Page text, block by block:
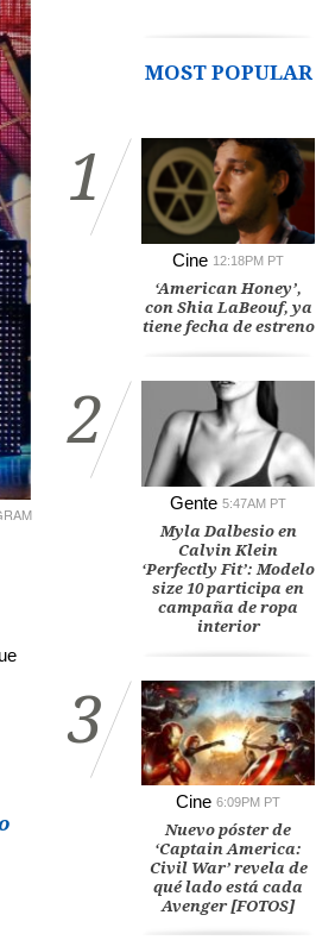
MOST POPULAR
1
Cine 12:18PM PT
‘American Honey’,
con Shia LaBeouf, ya
tiene fecha de estreno
2
Gente 5:47AM PT
Myla Dalbesio en
Calvin Klein
‘Perfectly Fit’: Modelo
size 10 participa en
campaña de ropa
interior
3
Cine 6:09PM PT
Nuevo póster de
‘Captain America:
Civil War’ revela de
qué lado está cada
Avenger [FOTOS]